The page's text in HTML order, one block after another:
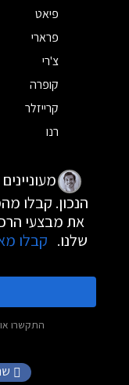
פיאט
פרארי
צ'רי
קופרה
קרייזלר
רנו
הנכון. קבלו
את מבצעי
שלנו. קבלו
התקשרו או